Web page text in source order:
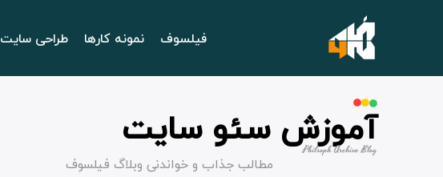
فیلسوف نمونه کارها طراحی سایت
آموزش سئو سایت
Philsoph Archive Blog
مطالب جذاب و خواندنی وبلاگ فیلسوف